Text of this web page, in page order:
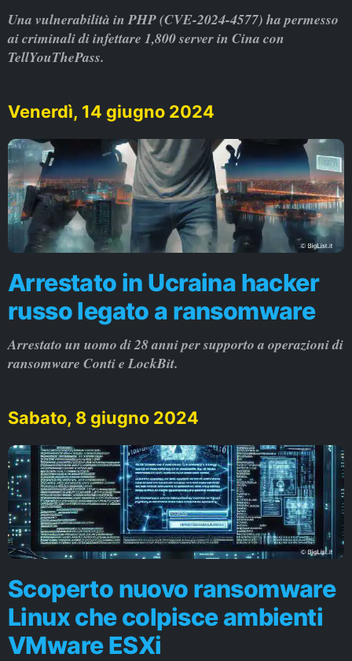
Una vulnerabilità in PHP (CVE-2024-4577) ha permesso
ai criminali di infettare 1,800 server in Cina con
TellYouThePass.
Venerdì, 14 giugno 2024
Arrestato in Ucraina hacker
russo legato a ransomware
Arrestato un uomo di 28 anni per supporto a operazioni di
ransomware Conti e LockBit.
Sabato, 8 giugno 2024
Scoperto nuovo ransomware
Linux che colpisce ambienti
VMware ESXi